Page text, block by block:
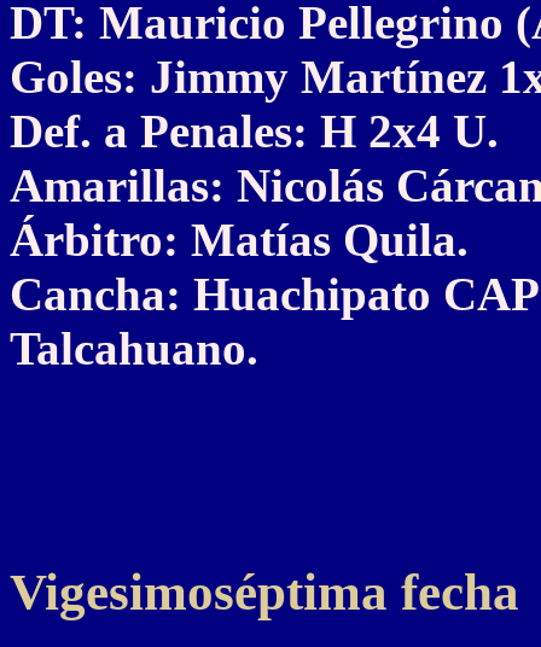
DT: Mauricio Pellegrino
Goles: Jimmy Martínez
Def. a Penales: H 2x4 U.
Amarillas: Nicolás
Árbitro: Matías Quila.
Cancha: Huachipato
Talcahuano.
Vigesimoséptima fecha